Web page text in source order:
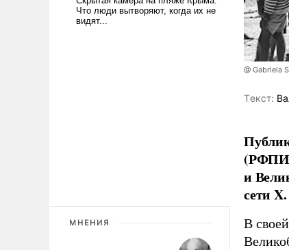
МНЕНИЯ
@ Gabriela
Tекст:
(РФПИ)
и
сети X.
В